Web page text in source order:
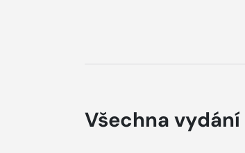
Všechna vydání